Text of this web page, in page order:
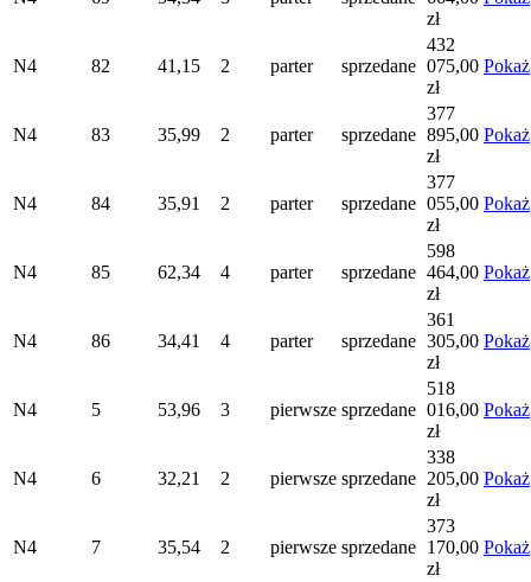
zł
N4 82 41,15 2 parter sprzedane
432
075,00
zł
Pokaż
N4 83 35,99 2 parter sprzedane
377
895,00
zł
Pokaż
N4 84 35,91 2 parter sprzedane
377
055,00
zł
Pokaż
N4 85 62,34 4 parter sprzedane
598
464,00
zł
Pokaż
N4 86 34,41 4 parter sprzedane
361
305,00
zł
Pokaż
N4 5 53,96 3 pierwsze sprzedane
518
016,00
zł
Pokaż
N4 6 32,21 2 pierwsze sprzedane
338
205,00
zł
Pokaż
N4 7 35,54 2 pierwsze sprzedane
373
170,00
zł
Pokaż